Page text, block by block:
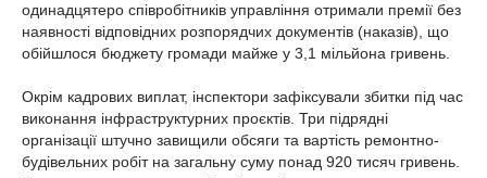
одинадцятеро співробітників управління отримали премії без
наявності відповідних розпорядчих документів (наказів), що
обійшлося бюджету громади майже у 3,1 мільйона гривень.
Окрім кадрових виплат, інспектори зафіксували збитки під час
виконання інфраструктурних проєктів. Три підрядні
організації штучно завищили обсяги та вартість ремонтно-
будівельних робіт на загальну суму понад 920 тисяч гривень.